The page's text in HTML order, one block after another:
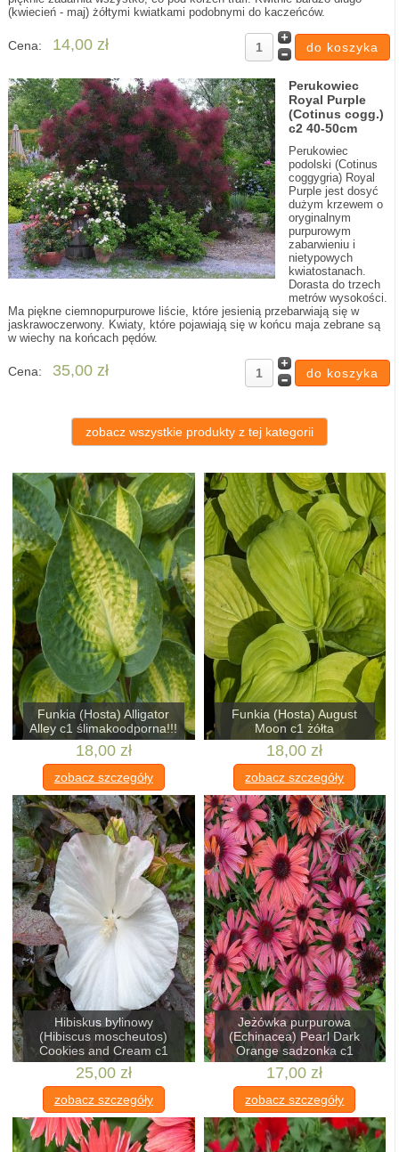
(kwiecień - maj) żółtymi kwiatkami podobnymi do kaczeńców.
Cena: 14,00 zł
Perukowiec
Royal Purple
(Cotinus cogg.)
c2 40-50cm
Perukowiec
podolski (Cotinus
coggygria) Royal
Purple jest dosyć
dużym krzewem o
oryginalnym
purpurowym
zabarwieniu i
nietypowych
kwiatostanach.
Dorasta do trzech
metrów wysokości.
Ma piękne ciemnopurpurowe liście, które jesienią przebarwiają się w
jaskrawoczerwony. Kwiaty, które pojawiają się w końcu maja zebrane są
w wiechy na końcach pędów.
Cena: 35,00 zł
zobacz wszystkie produkty z tej kategorii
Funkia (Hosta) Alligator
Alley c1 ślimakoodporna!!!
18,00 zł
zobacz szczegóły
Funkia (Hosta) August
Moon c1 żółta
18,00 zł
zobacz szczegóły
Hibiskus bylinowy
(Hibiscus moscheutos)
Cookies and Cream c1
25,00 zł
zobacz szczegóły
Jeżówka purpurowa
(Echinacea) Pearl Dark
Orange sadzonka c1
17,00 zł
zobacz szczegóły